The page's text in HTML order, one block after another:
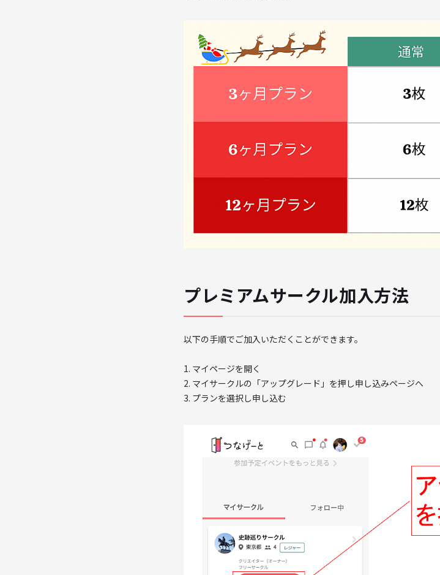
プレミアムサークル加入方法
以下の手順でご加入いただくことができます。
1. マイページを開く
2. マイサークルの「アップグレード」を押し申し込みページへ
3. プランを選択し申し込む